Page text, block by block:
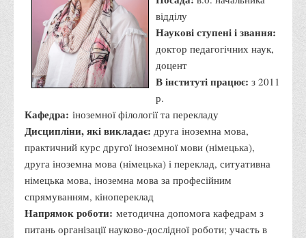
Фізичного виховання та спорту
Менеджменту та публічного управління
Інноваційної економіки та цифрових технологій
Психології
Обліку та оподаткування
Фінансів
Іноземної філології та перекладу
Відділи
Реклами та зв'язків з громадськістю
Наукової роботи та міжнародної співпраці
відділу
Наукові ступені і звання:
доктор педагогічних наук,
доцент
В інституті працює: з 2011
р.
Кафедра: іноземної філології та перекладу
Дисципліни, які викладає: друга іноземна мова,
практичний курс другої іноземної мови (німецька),
друга іноземна мова (німецька) і переклад, ситуативна
німецька мова, іноземна мова за професійним
спрямуванням, кінопереклад
Напрямок роботи: методична допомога кафедрам з
питань організації науково-дослідної роботи; участь в